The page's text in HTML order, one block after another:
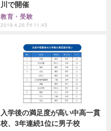
川で開催
教育・受験
2019.4.26 Fri 11:45
入学後の満足度が高い中高一貫
校、3年連続1位に男子校